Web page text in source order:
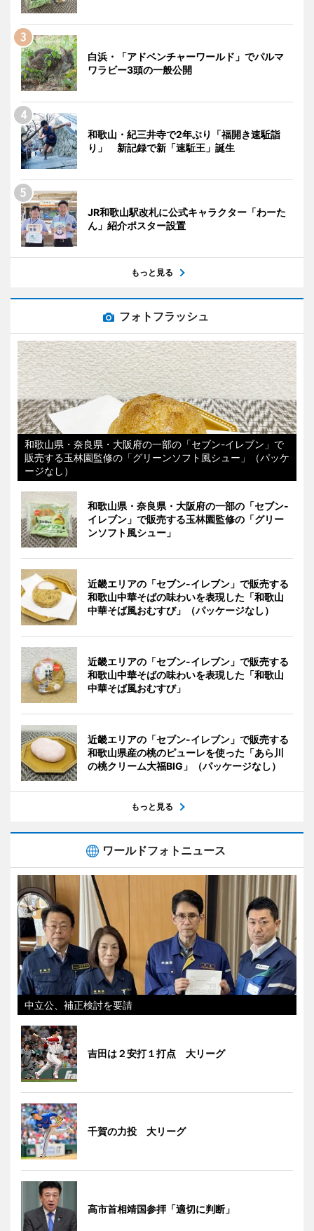
白浜・「アドベンチャーワールド」でパルマ
ワラビー3頭の一般公開
和歌山・紀三井寺で2年ぶり「福開き速駈詣
り」 新記録で新「速駈王」誕生
JR和歌山駅改札に公式キャラクター「わーた
ん」紹介ポスター設置
もっと見る
フォトフラッシュ
和歌山県・奈良県・大阪府の一部の「セブン-イレブン」で
販売する玉林園監修の「グリーンソフト風シュー」（パッケ
ージなし）
和歌山県・奈良県・大阪府の一部の「セブン-
イレブン」で販売する玉林園監修の「グリー
ンソフト風シュー」
近畿エリアの「セブン-イレブン」で販売する
和歌山中華そばの味わいを表現した「和歌山
中華そば風おむすび」（パッケージなし）
近畿エリアの「セブン-イレブン」で販売する
和歌山中華そばの味わいを表現した「和歌山
中華そば風おむすび」
近畿エリアの「セブン-イレブン」で販売する
和歌山県産の桃のピューレを使った「あら川
の桃クリーム大福BIG」（パッケージなし）
もっと見る
ワールドフォトニュース
中立公、補正検討を要請
吉田は２安打１打点 大リーグ
千賀の力投 大リーグ
高市首相靖国参拝「適切に判断」